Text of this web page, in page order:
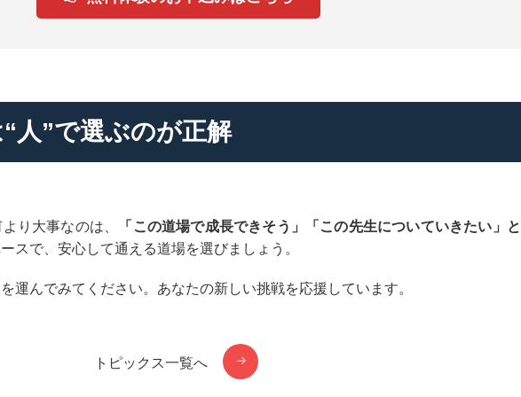
人”で選ぶのが正解
り大事なのは、
「この道場で成長できそう」「この先生についていきたい」
スで、安心して通える道場を選びましょう。
運んでみてください。あなたの新しい挑戦を応援しています。
トピックス一覧へ